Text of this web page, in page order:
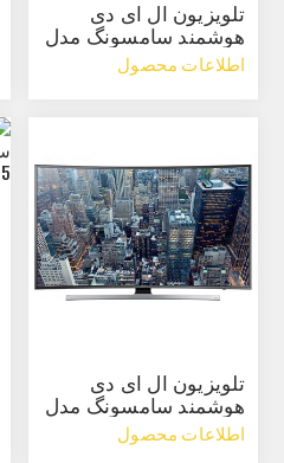
تلویزیون ال ای دی
هوشمند سامسونگ مدل
HUC8990 سایز 55 اینچ
اطلاعات محصول
تلویزیون ال ای دی
هوشمند سامسونگ مدل
JUC8920 سایز 55 اینچ
اطلاعات محصول